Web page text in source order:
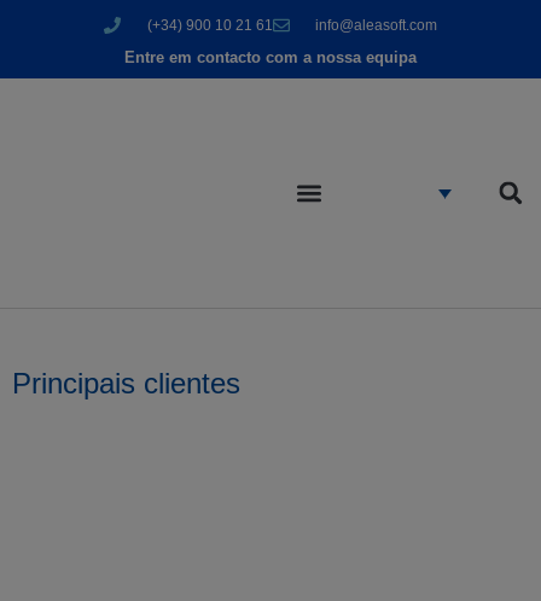
(+34) 900 10 21 61 info@aleasoft.com
Entre em contacto com a nossa equipa
Principais clientes